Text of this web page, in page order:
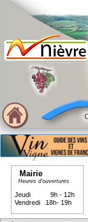
Mairie
Heures d'ouvertures
Jeudi 9h - 12h
Vendredi 18h- 19h